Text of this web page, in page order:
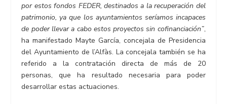
por estos fondos FEDER, destinados a la recuperación del
patrimonio, ya que los ayuntamientos seríamos incapaces
de poder llevar a cabo estos proyectos sin cofinanciación”,
ha manifestado Mayte García, concejala de Presidencia
del Ayuntamiento de l’Alfàs. La concejala también se ha
referido a la contratación directa de más de 20
personas, que ha resultado necesaria para poder
desarrollar estas actuaciones.